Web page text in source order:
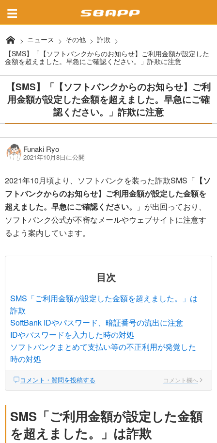
ニュース その他
詐欺
【SMS】「【ソフトバンクからのお知らせ】ご利用金額が設定した
金額を超えました。早急にご確認ください。」詐欺に注意
【SMS】「【ソフトバンクからのお知らせ】ご利
用金額が設定した金額を超えました。早急にご確
認ください。」詐欺に注意
Funaki Ryo
2021年10月8日に公開
2021年10月頃より、ソフトバンクを装った詐欺SMS「 【ソ
フトバンクからのお知らせ】ご利用金額が設定した金額を
超えました。早急にご確認ください。
」が出回っており、
ソフトバンク公式が不審なメールやウェブサイトに注意す
るよう案内しています。
目次
SMS「ご利用金額が設定した金額を超えました。」は
詐欺
SoftBank IDやパスワード、暗証番号の流出に注意
IDやパスワードを入力した時の対処
ソフトバンクまとめて支払い等の不正利用が発覚した
時の対処
コメント・質問を投稿する コメント欄へ
SMS「ご利用金額が設定した金額
を超えました。」は詐欺